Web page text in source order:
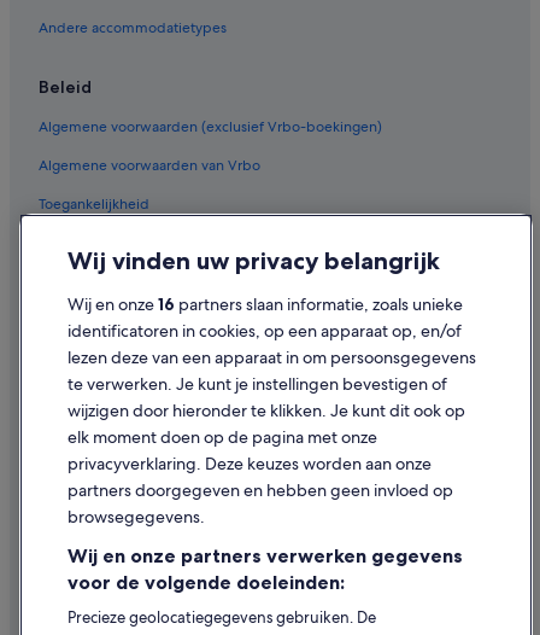
Andere accommodatietypes
Beleid
Algemene voorwaarden (exclusief Vrbo-boekingen)
Algemene voorwaarden van Vrbo
Toegankelijkheid
Gebruiksvoorwaarden
Juridische informatie/Contact
Inhoudsrichtlijnen en inhoud rapporteren
Hulp
Contact
Restitutieproces en tijdsbestek
Boek een vlucht met airlinetegoed
Wij vinden uw privacy belangrijk
Wij en onze16 partners slaan informatie, zoals unieke
identificatoren in cookies, op een apparaat op, en/of
lezen deze van een apparaat in om persoonsgegevens
te verwerken. Je kunt je instellingen bevestigen of
wijzigen door hieronder te klikken. Je kunt dit ook op
elk moment doen op de pagina met onze
privacyverklaring. Deze keuzes worden aan onze
partners doorgegeven en hebben geen invloed op
browsegegevens.
Wij en onze partners verwerken gegevens
voor de volgende doeleinden:
Precieze geolocatiegegevens gebruiken. De